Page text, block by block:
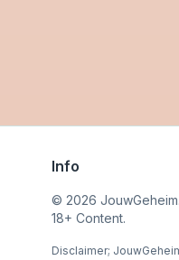
Info
© 2026
18+ Content.
Disclaimer;